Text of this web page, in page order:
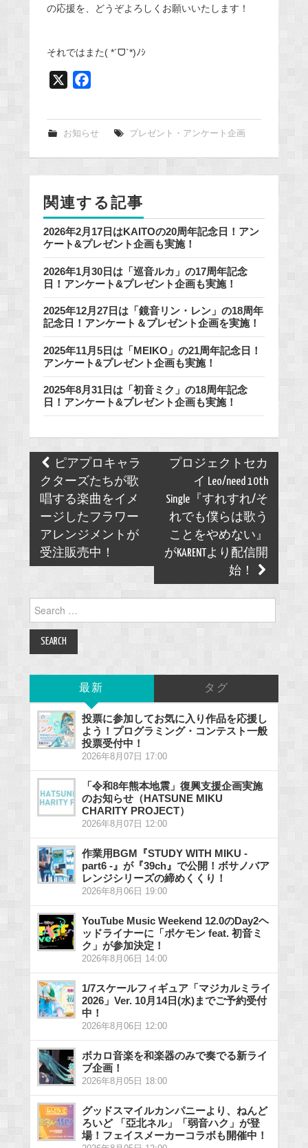
の応援を、どうぞよろしくお願いいたします！
それではまた( *´ᗜ`*)ﾉｼ
e
k
お知らせ プレゼント・アンケート企画
関連する記事
2026年2月17日はKAITOの20周年記念日！アン
ケート&プレゼント企画も実施！
2026年1月30日は「巡音ルカ」の17周年記念
日！アンケート&プレゼント企画も実施！
2025年12月27日は「鏡音リン・レン」の18周年
記念日！アンケート＆プレゼント企画を実施！
2025年11月5日は「MEIKO」の21周年記念日！
アンケート&プレゼント企画も実施！
2025年8月31日は「初音ミク」の18周年記念
日！アンケート&プレゼント企画も実施！
Post
navigation
ピアプロキャラ
クターズたちが歌
唱する楽曲をイメ
ージしたフラワー
アレンジメントが
受注販売中！
プロジェクトセカ
イ Leo/need 10th
Single『すれすれ/そ
れでも僕らは歌う
ことをやめない』
がKARENTより配信開
始！
for:
最新 タグ
投票に参加してお気に入り作品を応援し
よう！プログラミング・コンテスト一般
投票受付中！
2026年8月07日 17:00
「令和8年熊本地震」復興支援企画実施
のお知らせ（HATSUNE MIKU
CHARITY PROJECT）
2026年8月07日 12:00
作業用BGM『STUDY WITH MIKU -
part6 -』が『39ch』で公開！ボサノバア
レンジシリーズの締めくくり！
2026年8月06日 19:00
YouTube Music Weekend 12.0のDay2ヘ
ッドライナーに「ポケモン feat. 初音ミ
ク」が参加決定！
2026年8月06日 14:00
1/7スケールフィギュア「マジカルミライ
2026」Ver. 10月14日(水)までご予約受付
中！
2026年8月06日 12:00
ボカロ音楽を和楽器のみで奏でる新ライ
ブ企画！
2026年8月05日 18:00
グッドスマイルカンパニーより、ねんど
ろいど 「亞北ネル」「弱音ハク」が登
場！フェイスメーカーコラボも開催中！